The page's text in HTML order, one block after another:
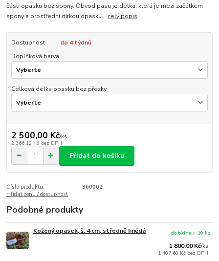
části opasku bez spony. Obvod pasu je délka, která je mezi začátkem
spony a prostřední dírkou opasku... celý popis
Dostupnost
do 4 týdnů
Doplňková barva
Celková délka opasku bez přezky
2 500,00 Kč/ks
2 066,12 Kč bez DPH
Přidat do košíku
Číslo produktu:
360002
Hlídat cenu / dostupnost
Podobné produkty
Kožený opasek, š: 4 cm, středně hnědá
1 800,00 Kč/ks
1 487,60 Kč bez DPH
do týdne > 10 ks